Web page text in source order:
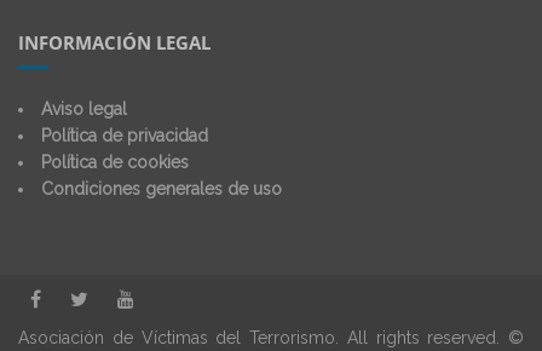
INFORMACIÓN LEGAL
Aviso legal
Política de privacidad
Política de cookies
Condiciones generales de uso
Asociación de Víctimas del Terrorismo. All rights reserved. ©